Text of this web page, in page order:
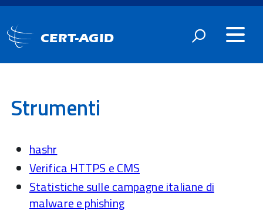
CERT-AGID
Strumenti
hashr
Verifica HTTPS e CMS
Statistiche sulle campagne italiane di
malware e phishing